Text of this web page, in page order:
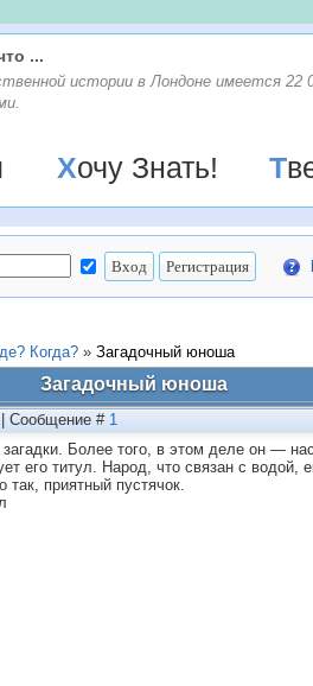
...
истории в Лондоне имеется 22
Хочу Знать!
Когда? » Загадочный юноша
Загадочный юноша
Сообщение # 1
Более того, в этом деле он —
его титул. Народ, что связан с
так, приятный пустячок.